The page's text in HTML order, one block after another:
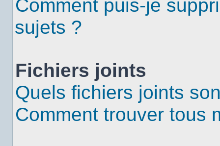
Comment puis-je
sujets ?
Fichiers joints
Quels fichiers joints
Comment trouver tous